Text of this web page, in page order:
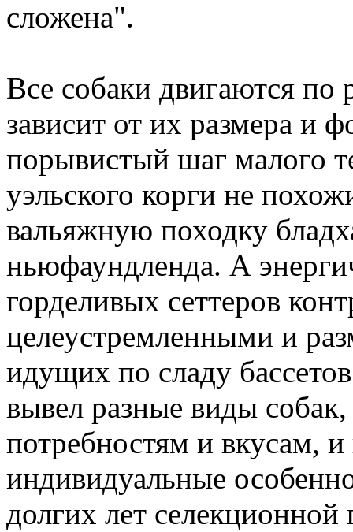
сложена".
Все собаки двигаются по
зависит от их размера и
порывистый шаг малого
уэльского корги не
вальяжную походку
ньюфаундленда. А
горделивых сеттеров
целеустремленными и
идущих по сладу
вывел разные виды
потребностям и вкусам,
индивидуальные
долгих лет